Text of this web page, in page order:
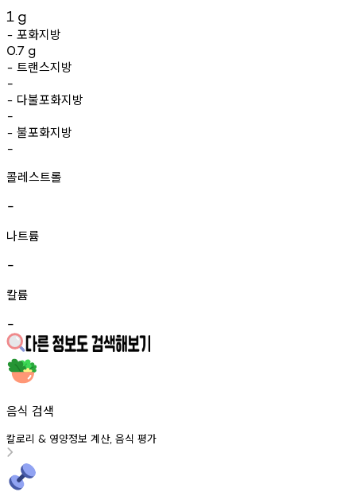
1 g
- 포화지방
0.7 g
- 트랜스지방
-
- 다불포화지방
-
- 불포화지방
-
콜레스트롤
-
나트륨
-
칼륨
-
음식 검색
칼로리 & 영양정보 계산, 음식 평가